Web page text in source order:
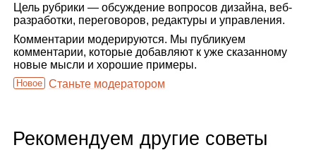
Цель рубрики — обсуждение вопросов дизайна, веб-
разработки, переговоров, редактуры и управления.
Комментарии модерируются. Мы публикуем
комментарии, которые добавляют к уже сказанному
новые мысли и хорошие примеры.
Новое Станьте модератором
Рекомендуем другие советы